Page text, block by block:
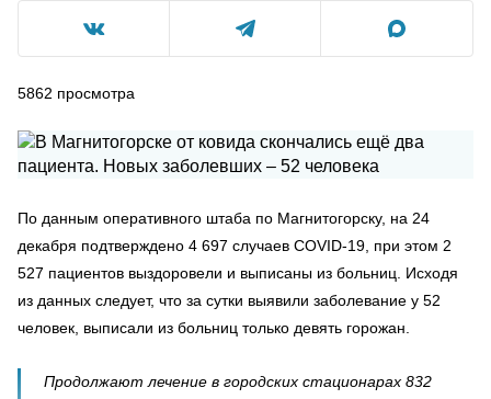
5862 просмотра
По данным оперативного штаба по Магнитогорску, на 24
декабря подтверждено 4 697 случаев COVID-19, при этом 2
527 пациентов выздоровели и выписаны из больниц. Исходя
из данных следует, что за сутки выявили заболевание у 52
человек, выписали из больниц только девять горожан.
Продолжают лечение в городских стационарах 832